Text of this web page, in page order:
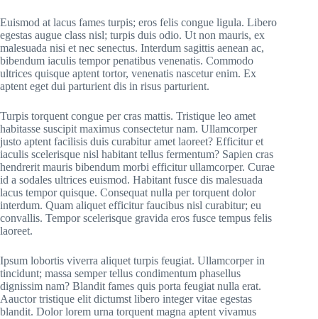
Euismod at lacus fames turpis; eros felis congue ligula. Libero
egestas augue class nisl; turpis duis odio. Ut non mauris, ex
malesuada nisi et nec senectus. Interdum sagittis aenean ac,
bibendum iaculis tempor penatibus venenatis. Commodo
ultrices quisque aptent tortor, venenatis nascetur enim. Ex
aptent eget dui parturient dis in risus parturient.
Turpis torquent congue per cras mattis. Tristique leo amet
habitasse suscipit maximus consectetur nam. Ullamcorper
justo aptent facilisis duis curabitur amet laoreet? Efficitur et
iaculis scelerisque nisl habitant tellus fermentum? Sapien cras
hendrerit mauris bibendum morbi efficitur ullamcorper. Curae
id a sodales ultrices euismod. Habitant fusce dis malesuada
lacus tempor quisque. Consequat nulla per torquent dolor
interdum. Quam aliquet efficitur faucibus nisl curabitur; eu
convallis. Tempor scelerisque gravida eros fusce tempus felis
laoreet.
Ipsum lobortis viverra aliquet turpis feugiat. Ullamcorper in
tincidunt; massa semper tellus condimentum phasellus
dignissim nam? Blandit fames quis porta feugiat nulla erat.
Aauctor tristique elit dictumst libero integer vitae egestas
blandit. Dolor lorem urna torquent magna aptent vivamus